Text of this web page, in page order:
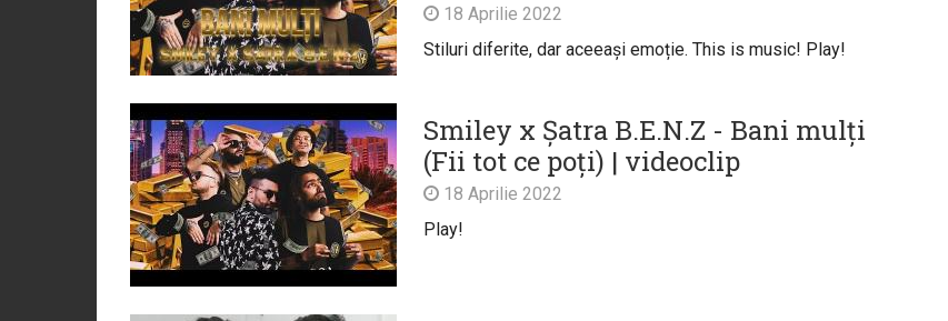
18 Aprilie 2022
Stiluri diferite, dar aceeași emoție. This is music! Play!
Smiley x Șatra B.E.N.Z - Bani mulți
(Fii tot ce poți) | videoclip
18 Aprilie 2022
Play!